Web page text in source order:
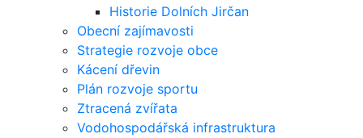
Historie Dolních Jirčan
Obecní zajímavosti
Strategie rozvoje obce
Kácení dřevin
Plán rozvoje sportu
Ztracená zvířata
Vodohospodářská infrastruktura